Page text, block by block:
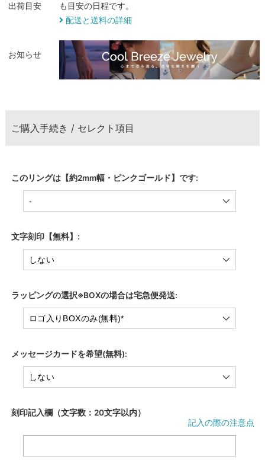
出荷目安
も目安の日程です。
配送と送料の詳細
お知らせ
ご購入手続き / セレクト項目
このリングは【約2mm幅・ピンクゴールド】です:
文字刻印【無料】:
ラッピングの選択※BOXの場合は宅急便発送:
メッセージカードを希望(無料):
刻印記入欄（文字数：20文字以内）
記入の際の注意点